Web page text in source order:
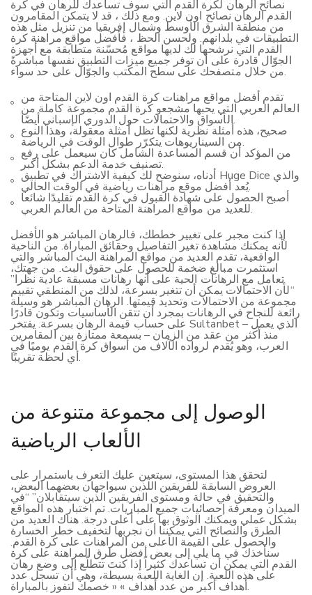
نصائح الرهان لكرة القدم التي سوف تساعدك للرهان في كرة
القدم الرهان نصائح اون لاين. ومع ذلك ، قد لا يتمكن المقامرون
من منطقة الشرق الأوسط وشمال إفريقيا من تنزيل مثل هذه
التطبيقات في بلدانهم. ولحسن الحظ ، فأفضل مواقع مراهنة كرة
القدم التي نرشحها لك لديها مواقع مُحسّنة متطابقة مع أجهزة
الجوّال قادرة على أن توفر جميع ميزات التطبيق نفسها مباشرةً
من خلال متصفحك على سطح المكتب والجوّال على حد سواء.
تقدم أفضل مواقع مراهنات كرة القدم اون لاين المتاحة من
العالم العربي التي يحبها مشجعو كرة القدم مجموعة كاملة من
الأسواق والاحتمالات حول الدوري الإسباني أيضًا.
صحيح، هذه أمثلة نظرية لكنها تظل أمثلة معقولة، وهذا النوع
من السيناريوهات يتكرّر طوال الوقت في الرياضة.
من المؤكد أن قسم المساعدة الشامل كان سيعمل على رفع
تصنيف خدمة الدعم بشكل أكبر.
أدناه، سنوضح لك كيفية الاشتراك في تطبيق Huge Dice والذي
يُعد أفضل موقع مراهنات رياضية في الوقت الحالي.
أصبح الحصول على شهادة القبول في كرة القدم تقليدًا شائعا
للعديد من مواقع المراهنة المتاحة من العالم العربي.
إذا كنت مجبر على تغيير خططك، فالرهان المباشر هو الأفضل
لأنه يمكنك مشاهدة تغير التفاصيل وحقائق المباراة. من الناحية
الواقعية، تقدم العديد من مواقع المراهنة البث المباشر والتي
استثمرت مبالغ ضخمة للحصول على حقوق البث. من جهتك،
تعامل مع الرهانات الحية على أنها رهانات مسبقة عادية نظرا”
“لأن الاحتمالات يمكن أن تتغير بسرعة، لذلك من المنطقي تقييم
مجموعة من الاحتمالات وتحديد قيمتها. الرهان المباشر هو وسيلة
رائعة للنجاح في الرهانات بمجرد أن تتقن الأساسيات وتكون قادرًا
على حساب قيمة الرهان بسرعة. يفتخر Sultanbet – الذي يعمل
منذ أكثر من عقد من الزمان – بسمعة ممتازة بين المقامرين
العرب، وهو يُقدم لرواده الآلاف من أسواق كرة القدم يوميًا في
أي لحظة تقريبًا.
الوصول إلى مجموعة متنوعة من
الألعاب الرياضية
لتحقق هذا المستوى، سيتعين عليك التعرف باستمرار على
العروض السابقة للفريقين اللذين سيواجهان بعضهما البعض،
والتحقيق في حالة ومستوى الفريقين الذين سيتقابلان” “في
الميدان ومعرفة إحصائيات جميع المباريات. تم اختبار هذه المواقع
بشكل عملي ويمكنك الوثوق بها على أعلى درجة. هناك العديد من
الطرق والنصائح التي يمكننا أن نجربها لتخفيف خطر الخسارة
والحصول على القيمة الأعلى من المراهنات على كرة القدم.
سنأخذك في ما يلي إلى بعض أفضل طرق المراهنة على كرة
القدم التي يمكن أن تساعدك كثيراً إذا كنتَ تتطلّع إلى وضع رهان
على هذه اللعبة. إن الغاية اللعبة بسيطة، وهي أن تسجل عدد
أهداف أكبر من عدد أهداف » « خصمك لتفوز بالمباراة.